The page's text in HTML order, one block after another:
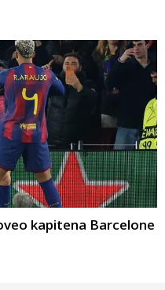
kapitena Barcelone